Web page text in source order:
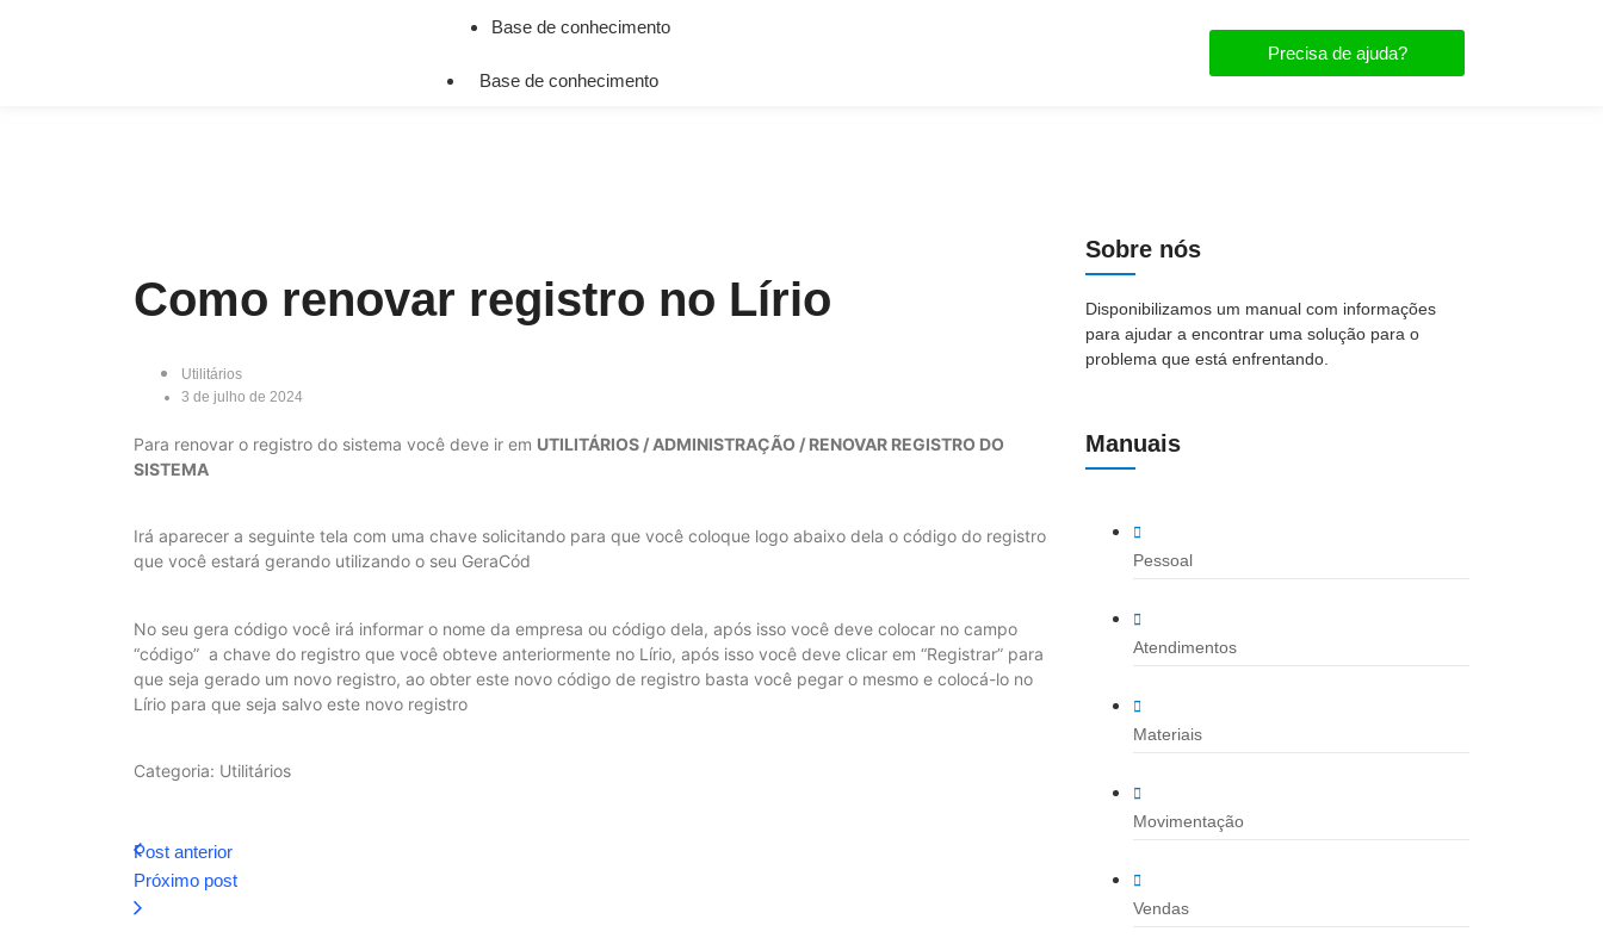
Base de conhecimento
Base de conhecimento
Precisa de ajuda?
Como renovar registro no Lírio
Utilitários
3 de julho de 2024
Para renovar o registro do sistema você deve ir em UTILITÁRIOS / ADMINISTRAÇÃO / RENOVAR REGISTRO DO
SISTEMA
Irá aparecer a seguinte tela com uma chave solicitando para que você coloque logo abaixo dela o código do registro
que você estará gerando utilizando o seu GeraCód
No seu gera código você irá informar o nome da empresa ou código dela, após isso você deve colocar no campo
“código” a chave do registro que você obteve anteriormente no Lírio, após isso você deve clicar em “Registrar” para
que seja gerado um novo registro, ao obter este novo código de registro basta você pegar o mesmo e colocá-lo no
Lírio para que seja salvo este novo registro
Categoria: Utilitários
Post anterior
Próximo post
Sobre nós
Disponibilizamos um manual com informações
para ajudar a encontrar uma solução para o
problema que está enfrentando.
Manuais
Pessoal
Atendimentos
Materiais
Movimentação
Vendas